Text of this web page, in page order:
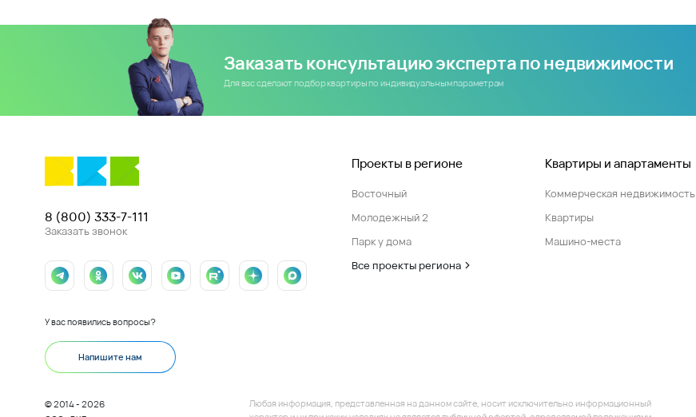
Заказать консультацию эксперта по недвижимости
Для вас сделают подбор квартиры по индивидуальным параметрам
8 (800) 333-7-111
Заказать звонок
У вас появились вопросы?
Напишите нам
Проекты в регионе
Восточный
Молодежный 2
Парк у дома
Все проекты региона
Квартиры и апартаменты
Коммерческая недвижимость
Квартиры
Машино-места
© 2014 - 2026
Любая информация, представленная на данном сайте, носит исключительно информационный